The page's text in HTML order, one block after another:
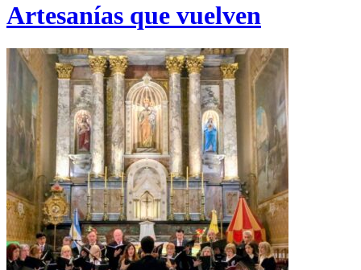
Artesanías que vuelven